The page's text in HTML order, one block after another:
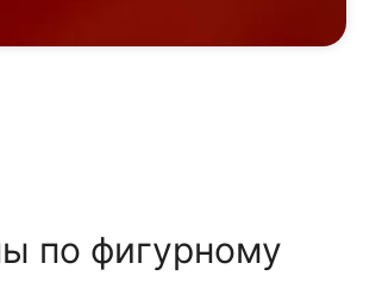
по фигурному